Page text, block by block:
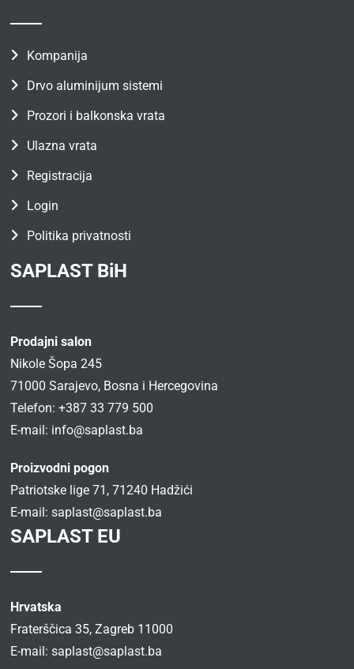
Kompanija
Drvo aluminijum sistemi
Prozori i balkonska vrata
Ulazna vrata
Registracija
Login
Politika privatnosti
SAPLAST BiH
Prodajni salon
Nikole Šopa 245
71000 Sarajevo, Bosna i Hercegovina
Telefon: +387 33 779 500
E-mail: info@saplast.ba
Proizvodni pogon
Patriotske lige 71, 71240 Hadžići
E-mail:saplast@saplast.ba
SAPLAST EU
Hrvatska
Fraterščica 35, Zagreb 11000
E-mail:saplast@saplast.ba